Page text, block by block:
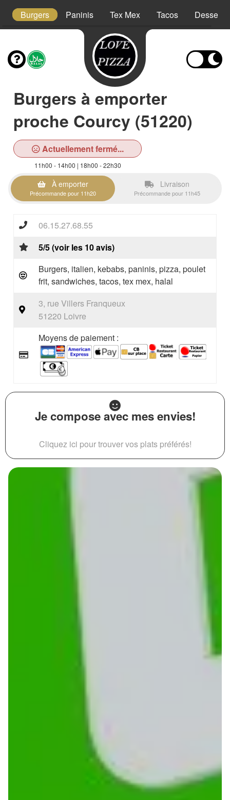
Burgers Paninis Tex Mex Tacos Desserts
Burgers à emporter
proche Courcy (51220)
Actuellement fermé...
11h00 - 14h00 | 18h00 - 22h30
À emporter
Précommande pour 11h20
Livraison
Précommande pour 11h45
06.15.27.68.55
5/5 (voir les 10 avis)
Burgers, italien, kebabs, paninis, pizza, poulet
frit, sandwiches, tacos, tex mex, halal
3, rue Villers Franqueux
51220 Loivre
Moyens de paiement :
Je compose avec mes envies!
Cliquez ici pour trouver vos plats préférés!